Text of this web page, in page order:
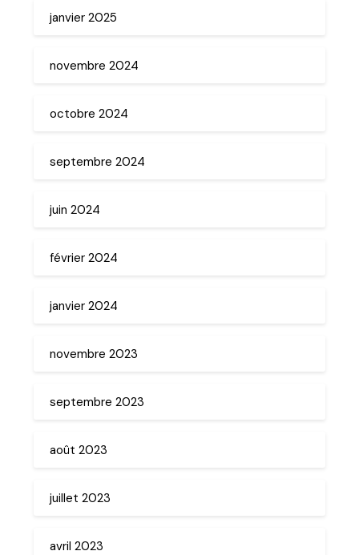
janvier 2025
novembre 2024
octobre 2024
septembre 2024
juin 2024
février 2024
janvier 2024
novembre 2023
septembre 2023
août 2023
juillet 2023
avril 2023